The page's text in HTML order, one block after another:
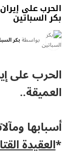
الحرب على
بكر السباتين
بواسطةبكر
الحرب على
العميقة..
أسبابها
*العقيدة